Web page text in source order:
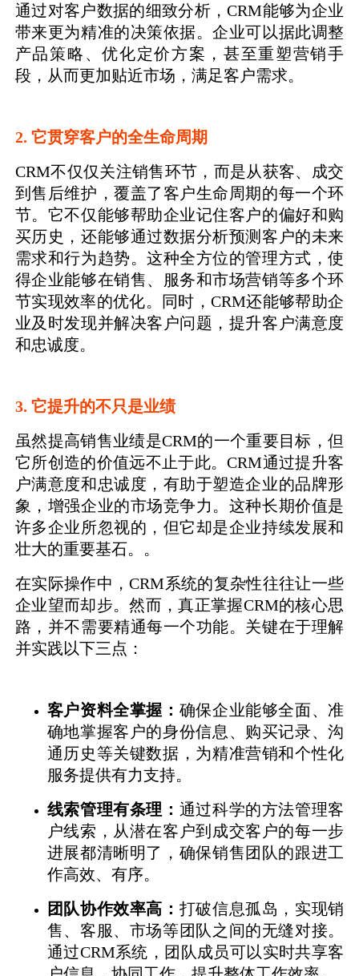
通过对客户数据的细致分析，CRM能够为企业
带来更为精准的决策依据。企业可以据此调整
产品策略、优化定价方案，甚至重塑营销手
段，从而更加贴近市场，满足客户需求。
2. 它贯穿客户的全生命周期
CRM不仅仅关注销售环节，而是从获客、成交
到售后维护，覆盖了客户生命周期的每一个环
节。它不仅能够帮助企业记住客户的偏好和购
买历史，还能够通过数据分析预测客户的未来
需求和行为趋势。这种全方位的管理方式，使
得企业能够在销售、服务和市场营销等多个环
节实现效率的优化。同时，CRM还能够帮助企
业及时发现并解决客户问题，提升客户满意度
和忠诚度。
3. 它提升的不只是业绩
虽然提高销售业绩是CRM的一个重要目标，但
它所创造的价值远不止于此。CRM通过提升客
户满意度和忠诚度，有助于塑造企业的品牌形
象，增强企业的市场竞争力。这种长期价值是
许多企业所忽视的，但它却是企业持续发展和
壮大的重要基石。。
在实际操作中，CRM系统的复杂性往往让一些
企业望而却步。然而，真正掌握CRM的核心思
路，并不需要精通每一个功能。关键在于理解
并实践以下三点：
客户资料全掌握： 确保企业能够全面、准
确地掌握客户的身份信息、购买记录、沟
通历史等关键数据，为精准营销和个性化
服务提供有力支持。
线索管理有条理： 通过科学的方法管理客
户线索，从潜在客户到成交客户的每一步
进展都清晰明了，确保销售团队的跟进工
作高效、有序。
团队协作效率高： 打破信息孤岛，实现销
售、客服、市场等团队之间的无缝对接。
通过CRM系统，团队成员可以实时共享客